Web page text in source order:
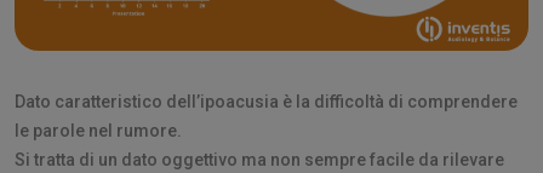
Dato caratteristico dell’ipoacusia è la difficoltà di comprendere
le parole nel rumore.
Si tratta di un dato oggettivo ma non sempre facile da rilevare